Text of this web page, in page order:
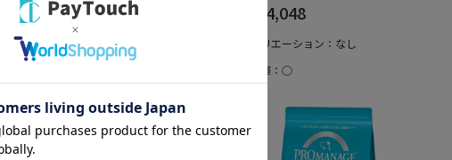
￥2,178
バリエーション：なし
￥4,048
バリエーション：なし
在庫：○